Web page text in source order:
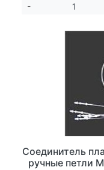
-
Соединитель
ручные петли